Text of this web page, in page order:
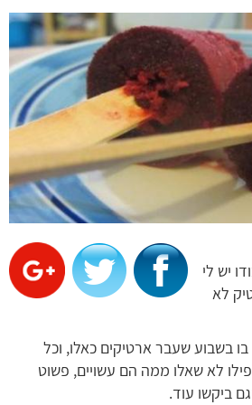
יש לי
לא
בשבוע שעבר ארטיקים כאלו, וכל
לא שאלו ממה הם עשויים, פשוט
ביקשו עוד.